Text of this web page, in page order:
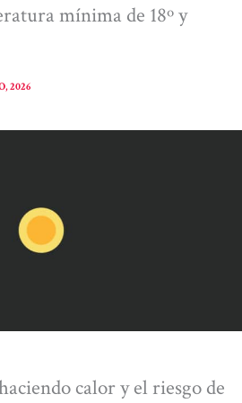
mínima de 18º y
2026
calor y el riesgo de